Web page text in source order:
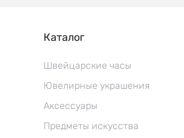
Каталог
Швейцарские часы
Ювелирные украшения
Аксессуары
Предметы искусства